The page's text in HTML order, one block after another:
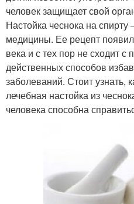
человек защищает свой
Настойка чеснока на
медицины. Ее рецепт
века и с тех пор не сходит с
действенных способов
заболеваний. Стоит узнать,
лечебная настойка из
человека способна